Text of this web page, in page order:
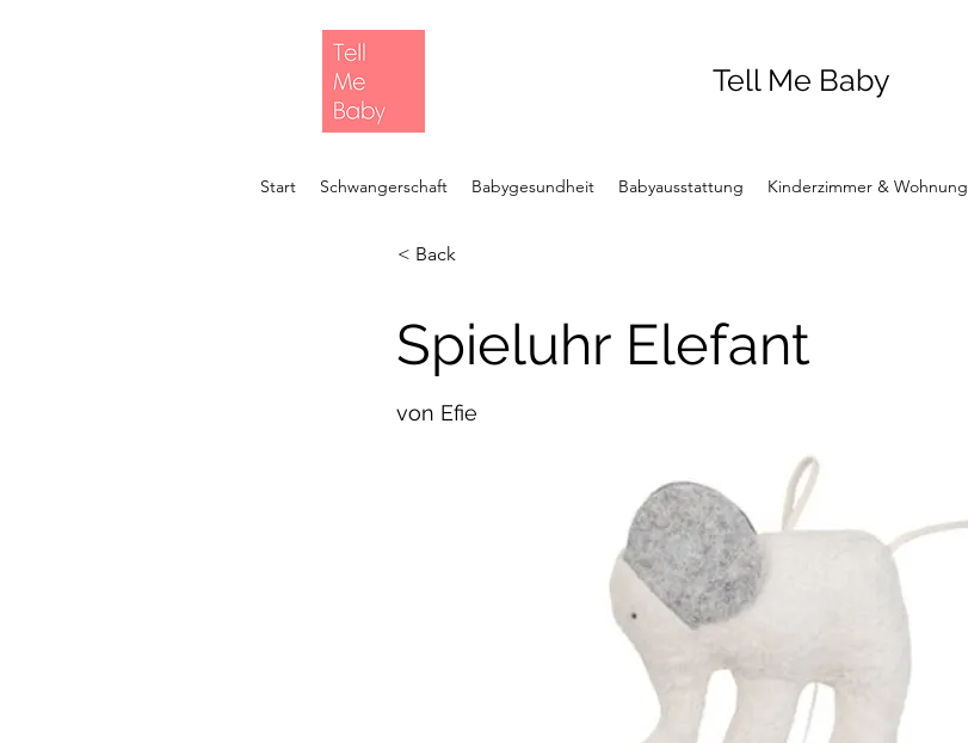
Tell Me Baby
Start Schwangerschaft Babygesundheit Babyausstattung Kinderzimmer & Wohnung
< Back
Spieluhr Elefant
von Efie